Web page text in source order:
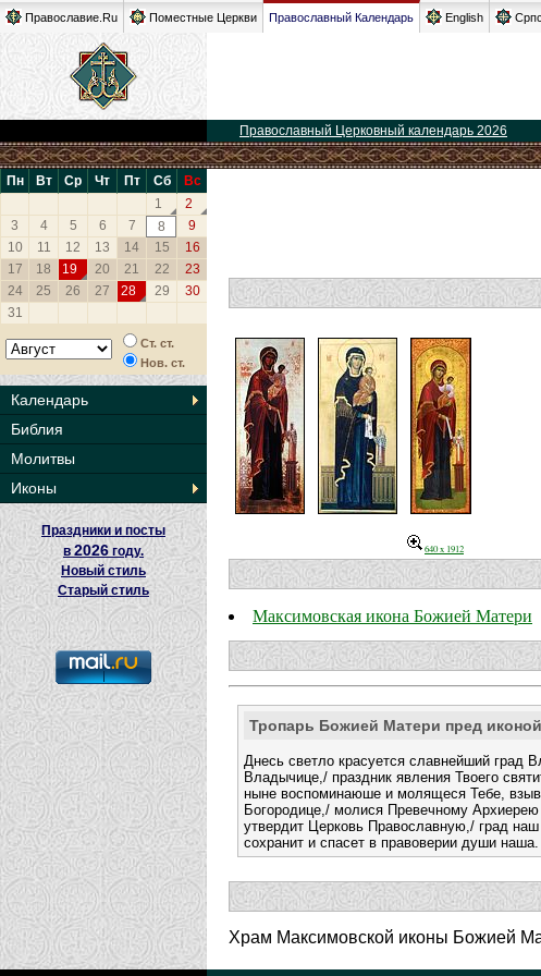
Православие.Ru Поместные Церкви Православный Календарь English
Православный Церковный календарь 2026
Пн Вт Ср Чт Пт Сб
Вс
1
2
3
4 5 6 7 8
9
10
11 12 13 14 15
16
17
18 19 20 21 22
23
24
25 26 27 28 29
30
31
Ст. ст.
Нов. ст.
Календарь
Библия
Молитвы
Иконы
Праздники и посты
в2026 году.
Новый стиль
Старый стиль
640 x 1912
Максимовская икона Божией Матери
Тропарь Божией Матери пред
Днесь светло красуется славнейший град
Владычице,/ праздник явления Твоего
ныне воспоминаюше и молящеся Тебе,
Богородице,/ молися Превечному
утвердит Церковь Православную,/ град
сохранит и спасет в правоверии души наша.
Храм Максимовской иконы Божией